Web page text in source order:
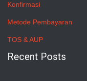
Konfirmasi
Metode Pembayaran
TOS & AUP
Recent Posts